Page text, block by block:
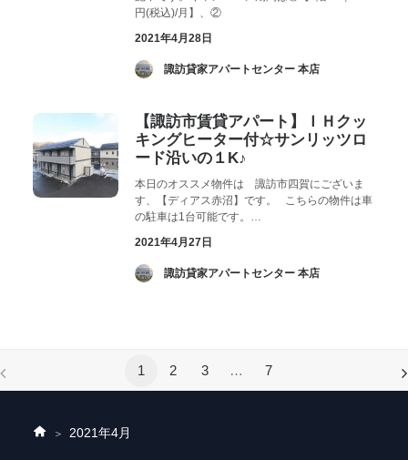
円(税込)/月】、②
2021年4月28日
­ 諏訪貸家アパートセンター 本店
【諏訪市賃貸アパート】ＩＨクッ
キングヒーター付☆サンリッツロ
ード沿いの１K♪
本日のオススメ物件は 諏訪市四賀にございま
す、【ディアス赤沼】です。 こちらの物件は車
の駐車は1台可能です。…
2021年4月27日
­ 諏訪貸家アパートセンター 本店
1 2 3 … 7
ホ
2021年4月